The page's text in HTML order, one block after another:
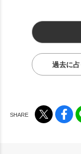
過去に